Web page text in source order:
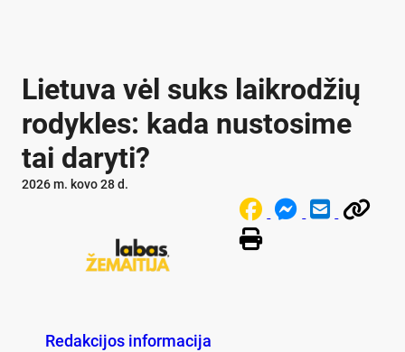
Lietuva vėl suks laikrodžių
rodykles: kada nustosime
tai daryti?
2026 m. kovo 28 d.
Redakcijos informacija